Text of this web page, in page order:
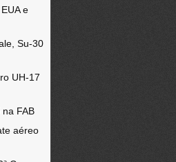
e
Su-30
UH-17
FAB
aéreo